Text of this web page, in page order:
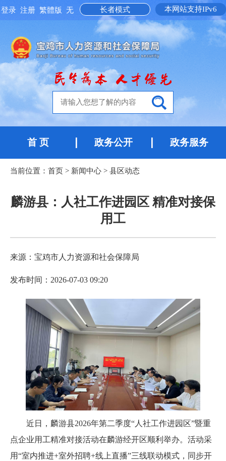
本网站支持IPv6
长者模式
登录 注册 繁體版 无
首 页 政务公开 政务服务
当前位置： 首页 > 新闻中心 > 县区动态
麟游县：人社工作进园区 精准对接保
用工
来源：宝鸡市人力资源和社会保障局
发布时间：2026-07-03 09:20
近日，麟游县2026年第二季度“人社工作进园区”暨重
点企业用工精准对接活动在麟游经开区顺利举办。活动采
用“室内推进+室外招聘+线上直播”三线联动模式，同步开